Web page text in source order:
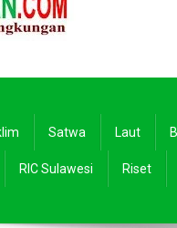
Satwa Laut
RIC Sulawesi Riset